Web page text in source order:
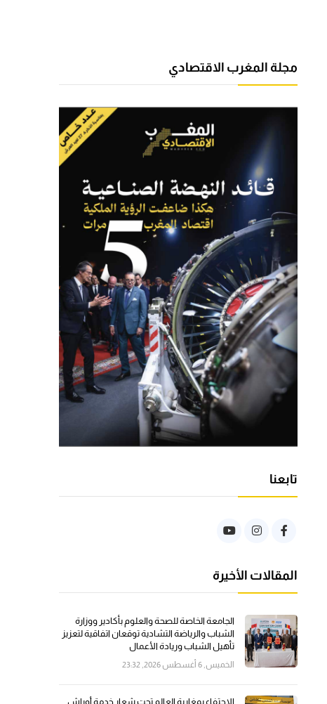
مجلة المغرب الاقتصادي
تابعنا
المقالات الأخيرة
الجامعة الخاصة للصحة والعلوم بأكادير ووزارة
الشباب والرياضة التشادية توقعان اتفاقية لتعزيز
تأهيل الشباب وريادة الأعمال
الخميس, 6 أغسطس 2026, 23:32
الاحتفاء بمغاربة العالم تحت شعار خدمة أوراش